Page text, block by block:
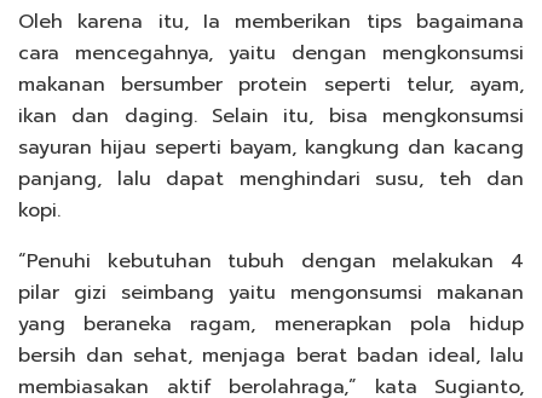
Oleh karena itu, Ia memberikan tips bagaimana
cara mencegahnya, yaitu dengan mengkonsumsi
makanan bersumber protein seperti telur, ayam,
ikan dan daging. Selain itu, bisa mengkonsumsi
sayuran hijau seperti bayam, kangkung dan kacang
panjang, lalu dapat menghindari susu, teh dan
kopi.
“Penuhi kebutuhan tubuh dengan melakukan 4
pilar gizi seimbang yaitu mengonsumsi makanan
yang beraneka ragam, menerapkan pola hidup
bersih dan sehat, menjaga berat badan ideal, lalu
membiasakan aktif berolahraga,” kata Sugianto,